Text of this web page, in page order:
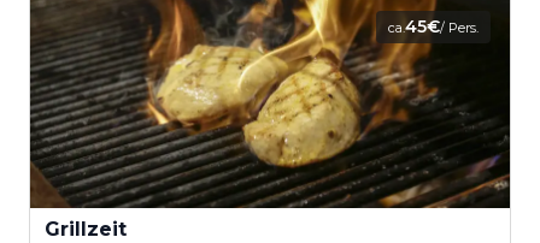
ca.45€/ Pers.
Grillzeit